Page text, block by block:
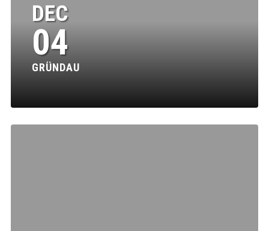
DEC
04
GRÜNDAU